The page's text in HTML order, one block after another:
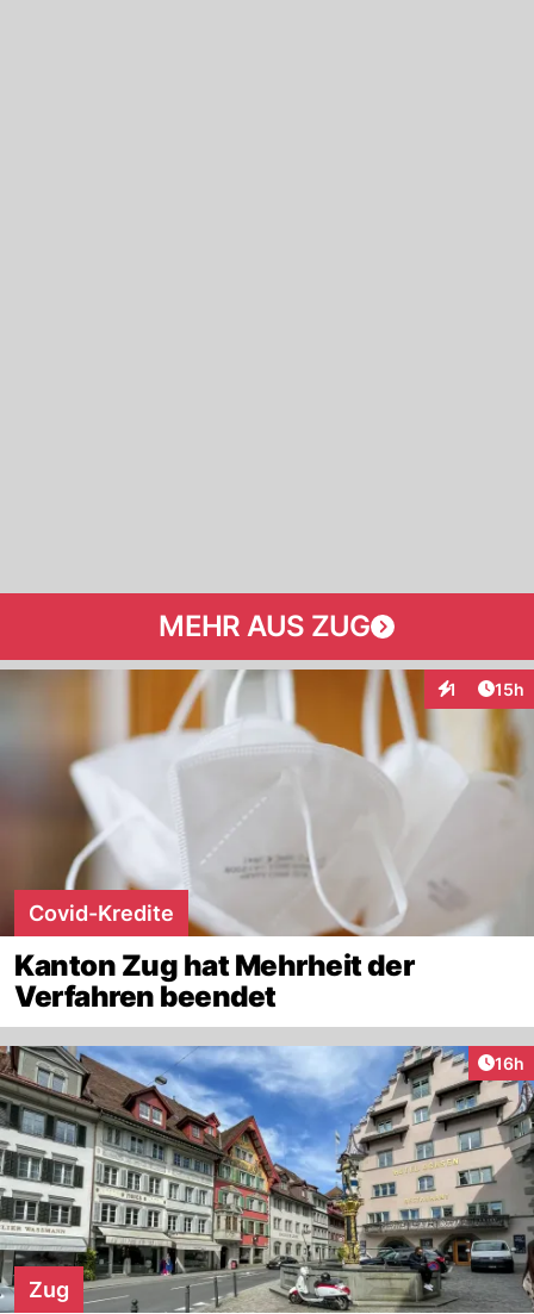
MEHR AUS ZUG
1 15h
Covid-Kredite
Kanton Zug hat Mehrheit der
Verfahren beendet
16h
Zug